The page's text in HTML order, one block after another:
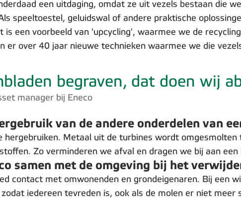
een uitdaging, omdat ze uit vezels bestaan die
speeltoestel, geluidswal of andere praktische
is een voorbeeld van 'upcycling', waarmee we de
er over 40 jaar nieuwe technieken waarmee we die
begraven, dat doen wij
manager bij Eneco
van de andere onderdelen van
hergebruiken. Metaal uit de turbines wordt
Zo verminderen we afval en dragen we bij aan
samen met de omgeving bij het
contact met omwonenden en grondeigenaren. Bij een
iedereen tevreden is, ook als de molen er niet